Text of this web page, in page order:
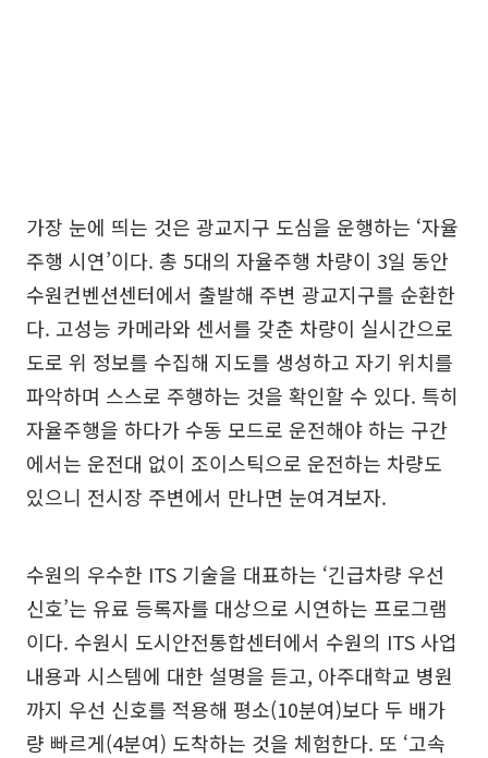
가장 눈에 띄는 것은 광교지구 도심을 운행하는 ‘자율
주행 시연’이다. 총 5대의 자율주행 차량이 3일 동안
수원컨벤션센터에서 출발해 주변 광교지구를 순환한
다. 고성능 카메라와 센서를 갖춘 차량이 실시간으로
도로 위 정보를 수집해 지도를 생성하고 자기 위치를
파악하며 스스로 주행하는 것을 확인할 수 있다. 특히
자율주행을 하다가 수동 모드로 운전해야 하는 구간
에서는 운전대 없이 조이스틱으로 운전하는 차량도
있으니 전시장 주변에서 만나면 눈여겨보자.
수원의 우수한 ITS 기술을 대표하는 ‘긴급차량 우선
신호’는 유료 등록자를 대상으로 시연하는 프로그램
이다. 수원시 도시안전통합센터에서 수원의 ITS 사업
내용과 시스템에 대한 설명을 듣고, 아주대학교 병원
까지 우선 신호를 적용해 평소(10분여)보다 두 배가
량 빠르게(4분여) 도착하는 것을 체험한다. 또 ‘고속